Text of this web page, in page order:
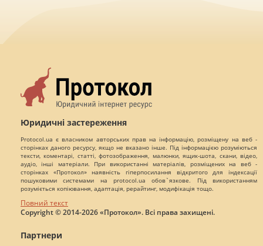
Юридичні застереження
Protocol.ua є власником авторських прав на інформацію, розміщену на веб -
сторінках даного ресурсу, якщо не вказано інше. Під інформацією розуміються
тексти, коментарі, статті, фотозображення, малюнки, ящик-шота, скани, відео,
аудіо, інші матеріали. При використанні матеріалів, розміщених на веб -
сторінках «Протокол» наявність гіперпосилання відкритого для індексації
пошуковими системами на protocol.ua обов`язкове. Під використанням
розуміється копіювання, адаптація, рерайтинг, модифікація тощо.
Повний текст
Copyright © 2014-2026 «Протокол». Всі права захищені.
Партнери